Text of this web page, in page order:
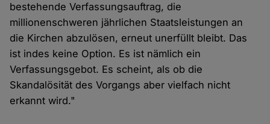
bestehende Verfassungsauftrag, die
millionenschweren jährlichen Staatsleistungen an
die Kirchen abzulösen, erneut unerfüllt bleibt. Das
ist indes keine Option. Es ist nämlich ein
Verfassungsgebot. Es scheint, als ob die
Skandalösität des Vorgangs aber vielfach nicht
erkannt wird."